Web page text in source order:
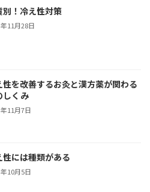
別！冷え性対策
11月28日
性を改善するお灸と漢方薬が関わる
しくみ
11月7日
性には種類がある
10月5日